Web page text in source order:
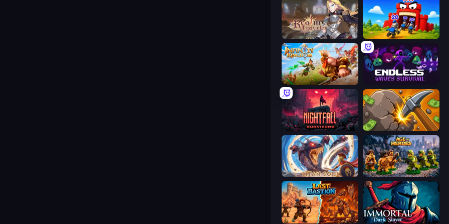
Realm Traveler TimeWarriors
Infinity Kingdom Endless Waves Survival
Nightfall Survivors Mine Clicker
Titan Soul: Action RPG Age of Heroes
Last Bastion Immortal: Dark Slayer